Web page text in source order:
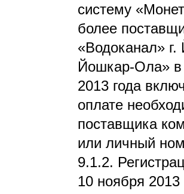
систему
более
«Водоканал»
Йошкар-Ола» в
2013 года
оплате
поставщика
или личный
9.1.2.
10 ноября 2013